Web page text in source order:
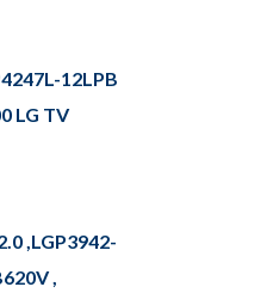
12LPB
LG TV
,LGP3942-
,